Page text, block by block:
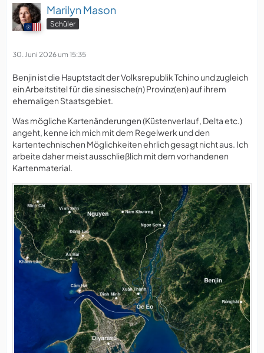
Marilyn Mason
Schüler
30. Juni 2026 um 15:35
Benjin ist die Hauptstadt der Volksrepublik Tchino und zugleich
ein Arbeitstitel für die sinesische(n) Provinz(en) auf ihrem
ehemaligen Staatsgebiet.
Was mögliche Kartenänderungen (Küstenverlauf, Delta etc.)
angeht, kenne ich mich mit dem Regelwerk und den
kartentechnischen Möglichkeiten ehrlich gesagt nicht aus. Ich
arbeite daher meist ausschließlich mit dem vorhandenen
Kartenmaterial.